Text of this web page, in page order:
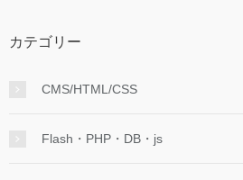
カテゴリー
CMS/HTML/CSS
Flash・PHP・DB・js